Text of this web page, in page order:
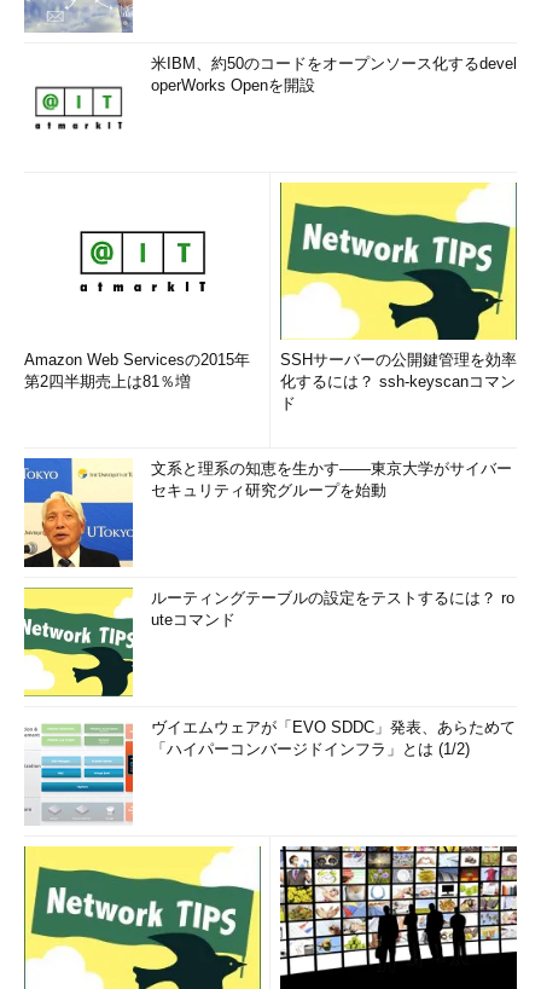
米IBM、約50のコードをオープンソース化するdevel
operWorks Openを開設
Amazon Web Servicesの2015年
第2四半期売上は81％増
SSHサーバーの公開鍵管理を効率
化するには？ ssh-keyscanコマン
ド
文系と理系の知恵を生かす――東京大学がサイバー
セキュリティ研究グループを始動
ルーティングテーブルの設定をテストするには？ ro
uteコマンド
ヴイエムウェアが「EVO SDDC」発表、あらためて
「ハイパーコンバージドインフラ」とは (1/2)